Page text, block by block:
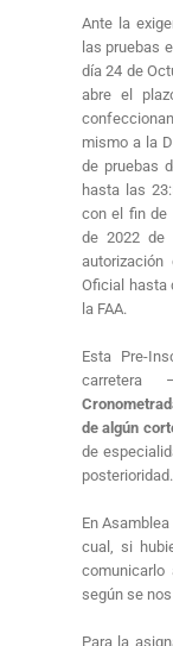
Ante la
las pruebas
día 24 de
abre el
mismo a la
de pruebas
hasta las
con el fin de
de 2022 de
Oficial hasta
la FAA.
Esta Pre-
de algún
de
posterioridad.
En
cual, si
según se
Para la